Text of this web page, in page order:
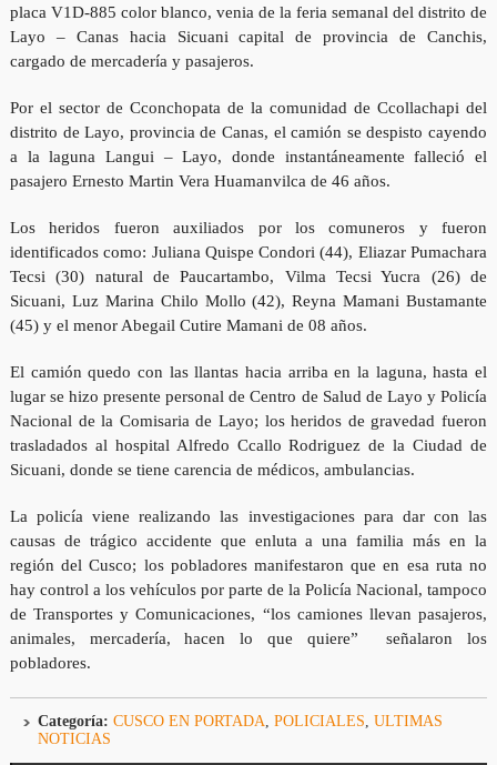
placa V1D-885 color blanco, venia de la feria semanal del distrito de
Layo – Canas hacia Sicuani capital de provincia de Canchis,
cargado de mercadería y pasajeros.
Por el sector de Cconchopata de la comunidad de Ccollachapi del
distrito de Layo, provincia de Canas, el camión se despisto cayendo
a la laguna Langui – Layo, donde instantáneamente falleció el
pasajero Ernesto Martin Vera Huamanvilca de 46 años.
Los heridos fueron auxiliados por los comuneros y fueron
identificados como: Juliana Quispe Condori (44), Eliazar Pumachara
Tecsi (30) natural de Paucartambo, Vilma Tecsi Yucra (26) de
Sicuani, Luz Marina Chilo Mollo (42), Reyna Mamani Bustamante
(45) y el menor Abegail Cutire Mamani de 08 años.
El camión quedo con las llantas hacia arriba en la laguna, hasta el
lugar se hizo presente personal de Centro de Salud de Layo y Policía
Nacional de la Comisaria de Layo; los heridos de gravedad fueron
trasladados al hospital Alfredo Ccallo Rodriguez de la Ciudad de
Sicuani, donde se tiene carencia de médicos, ambulancias.
La policía viene realizando las investigaciones para dar con las
causas de trágico accidente que enluta a una familia más en la
región del Cusco; los pobladores manifestaron que en esa ruta no
hay control a los vehículos por parte de la Policía Nacional, tampoco
de Transportes y Comunicaciones, “los camiones llevan pasajeros,
animales, mercadería, hacen lo que quiere” señalaron los
pobladores.
Categoría: CUSCO EN PORTADA, POLICIALES, ULTIMAS
NOTICIAS